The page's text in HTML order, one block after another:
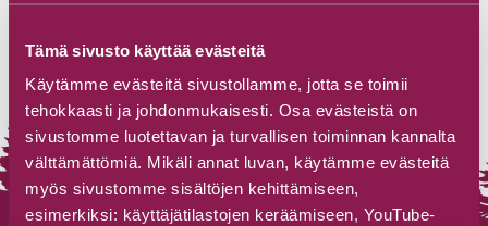
Tämä sivusto käyttää evästeitä
Käytämme evästeitä sivustollamme, jotta se toimii
tehokkaasti ja johdonmukaisesti. Osa evästeistä on
sivustomme luotettavan ja turvallisen toiminnan kannalta
välttämättömiä. Mikäli annat luvan, käytämme evästeitä
myös sivustomme sisältöjen kehittämiseen,
esimerkiksi: käyttäjätilastojen keräämiseen, YouTube-